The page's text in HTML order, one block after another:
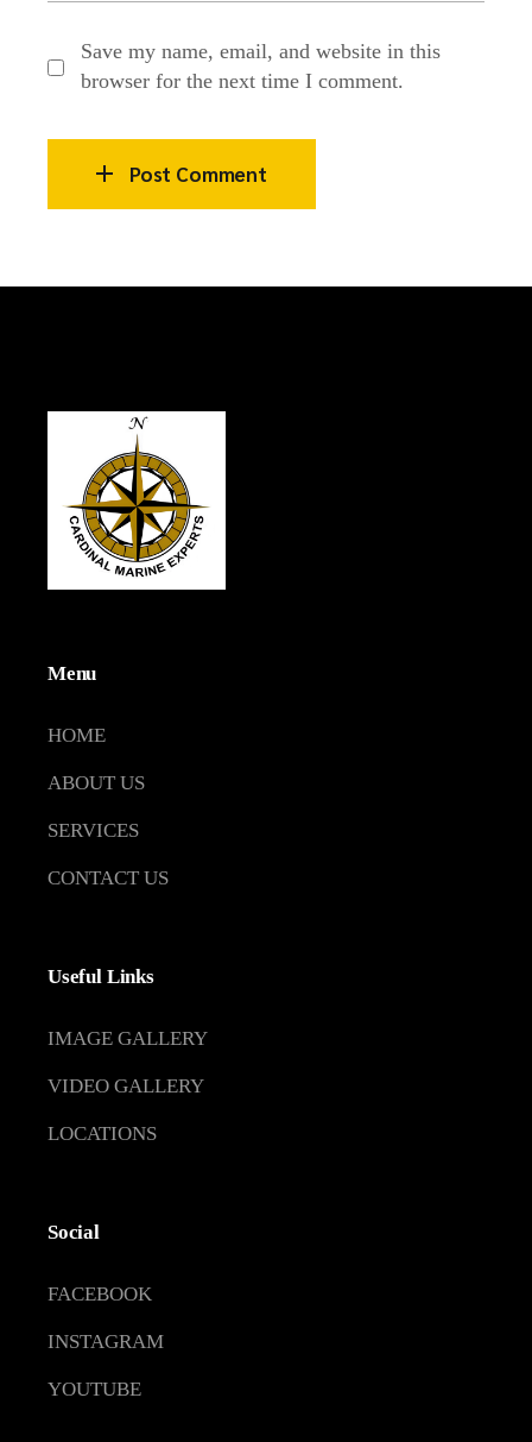
Save my name, email, and website in this
browser for the next time I comment.
Post Comment
Menu
HOME
ABOUT US
SERVICES
CONTACT US
Useful Links
IMAGE GALLERY
VIDEO GALLERY
LOCATIONS
Social
FACEBOOK
INSTAGRAM
YOUTUBE